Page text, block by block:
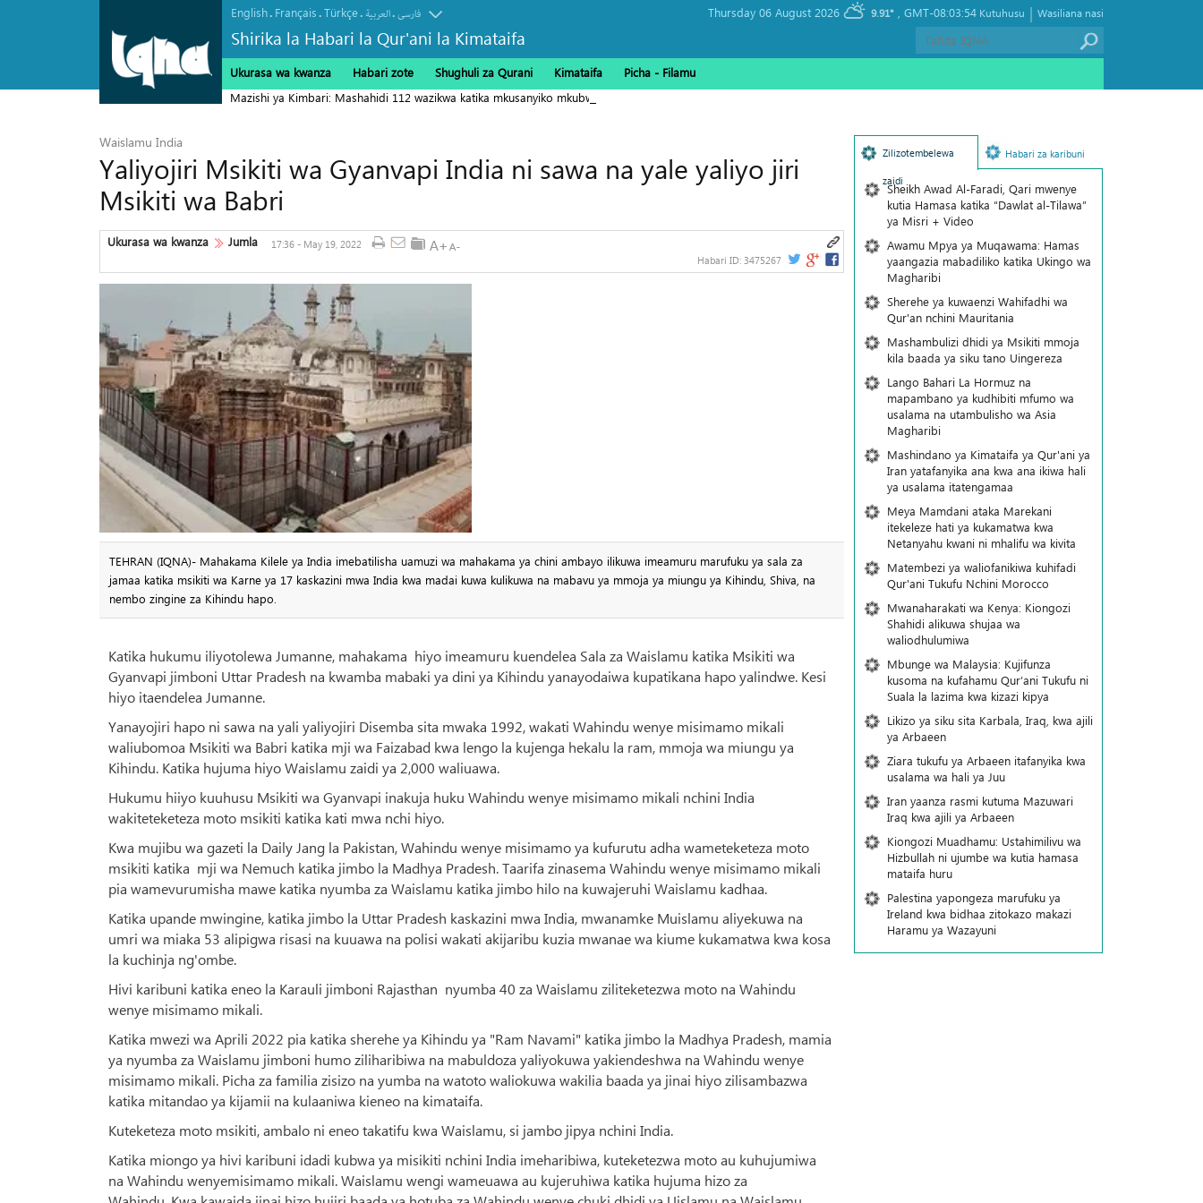
English. Français.Türkçe. العربیة.فارسی
Shirika la Habari la Qur'ani la Kimataifa
GMT-08:03:54
9.91° Wasiliana nasi
|
Kutuhusu
Ukurasa wa kwanza Habari zote Shughuli za Qurani Kimataifa
Picha‎ - Filamu‎
Mazishi ya Kimbari: Mashahidi 112 wazikwa katika mkusanyiko mkubwa Gaza
Waislamu India
Yaliyojiri Msikiti wa Gyanvapi India ni sawa na yale yaliyo jiri
Msikiti wa Babri
Ukurasa wa kwanza Jumla
17:36 - May 19, 2022
Habari ID: 3475267
TEHRAN (IQNA)- Mahakama Kilele ya India imebatilisha uamuzi wa mahakama ya chini ambayo ilikuwa imeamuru marufuku ya sala za
jamaa katika msikiti wa Karne ya 17 kaskazini mwa India kwa madai kuwa kulikuwa na mabavu ya mmoja ya miungu ya Kihindu, Shiva, na
nembo zingine za Kihindu hapo.
Katika hukumu iliyotolewa Jumanne, mahakama hiyo imeamuru kuendelea Sala za Waislamu katika Msikiti wa
Gyanvapi jimboni Uttar Pradesh na kwamba mabaki ya dini ya Kihindu yanayodaiwa kupatikana hapo yalindwe. Kesi
hiyo itaendelea Jumanne.
Yanayojiri hapo ni sawa na yali yaliyojiri Disemba sita mwaka 1992, wakati Wahindu wenye misimamo mikali
waliubomoa Msikiti wa Babri katika mji wa Faizabad kwa lengo la kujenga hekalu la ram, mmoja wa miungu ya
Kihindu. Katika hujuma hiyo Waislamu zaidi ya 2,000 waliuawa.
Hukumu hiiyo kuuhusu Msikiti wa Gyanvapi inakuja huku Wahindu wenye misimamo mikali nchini India
wakiteteketeza moto msikiti katika kati mwa nchi hiyo.
Kwa mujibu wa gazeti la Daily Jang la Pakistan, Wahindu wenye misimamo ya kufurutu adha wameteketeza moto
msikiti katika mji wa Nemuch katika jimbo la Madhya Pradesh. Taarifa zinasema Wahindu wenye misimamo mikali
pia wamevurumisha mawe katika nyumba za Waislamu katika jimbo hilo na kuwajeruhi Waislamu kadhaa.
Katika upande mwingine, katika jimbo la Uttar Pradesh kaskazini mwa India, mwanamke Muislamu aliyekuwa na
umri wa miaka 53 alipigwa risasi na kuuawa na polisi wakati akijaribu kuzia mwanae wa kiume kukamatwa kwa kosa
la kuchinja ng'ombe.
Hivi karibuni katika eneo la Karauli jimboni Rajasthan nyumba 40 za Waislamu ziliteketezwa moto na Wahindu
wenye misimamo mikali.
Katika mwezi wa Aprili 2022 pia katika sherehe ya Kihindu ya "Ram Navami" katika jimbo la Madhya Pradesh, mamia
ya nyumba za Waislamu jimboni humo ziliharibiwa na mabuldoza yaliyokuwa yakiendeshwa na Wahindu wenye
misimamo mikali. Picha za familia zisizo na yumba na watoto waliokuwa wakilia baada ya jinai hiyo zilisambazwa
katika mitandao ya kijamii na kulaaniwa kieneo na kimataifa.
Kuteketeza moto msikiti, ambalo ni eneo takatifu kwa Waislamu, si jambo jipya nchini India.
Katika miongo ya hivi karibuni idadi kubwa ya misikiti nchini India imeharibiwa, kuteketezwa moto au kuhujumiwa
na Wahindu wenyemisimamo mikali. Waislamu wengi wameuawa au kujeruhiwa katika hujuma hizo za
Zilizotembelewa
zaidi
Habari za karibuni
Sheikh Awad Al-Faradi, Qari mwenye
kutia Hamasa katika “Dawlat al-Tilawa”
ya Misri + Video
Awamu Mpya ya Muqawama: Hamas
yaangazia mabadiliko katika Ukingo wa
Magharibi
Sherehe ya kuwaenzi Wahifadhi wa
Qur'an nchini Mauritania
Mashambulizi dhidi ya Msikiti mmoja
kila baada ya siku tano Uingereza
Lango Bahari La Hormuz na
mapambano ya kudhibiti mfumo wa
usalama na utambulisho wa Asia
Magharibi
Mashindano ya Kimataifa ya Qur'ani ya
Iran yatafanyika ana kwa ana ikiwa hali
ya usalama itatengamaa
Meya Mamdani ataka Marekani
itekeleze hati ya kukamatwa kwa
Netanyahu kwani ni mhalifu wa kivita
Matembezi ya waliofanikiwa kuhifadi
Qur'ani Tukufu Nchini Morocco
Mwanaharakati wa Kenya: Kiongozi
Shahidi alikuwa shujaa wa
waliodhulumiwa
Mbunge wa Malaysia: Kujifunza
kusoma na kufahamu Qur’ani Tukufu ni
Suala la lazima kwa kizazi kipya
Likizo ya siku sita Karbala, Iraq, kwa ajili
ya Arbaeen
Ziara tukufu ya Arbaeen itafanyika kwa
usalama wa hali ya Juu
Iran yaanza rasmi kutuma Mazuwari
Iraq kwa ajili ya Arbaeen
Kiongozi Muadhamu: Ustahimilivu wa
Hizbullah ni ujumbe wa kutia hamasa
mataifa huru
Palestina yapongeza marufuku ya
Ireland kwa bidhaa zitokazo makazi
Haramu ya Wazayuni